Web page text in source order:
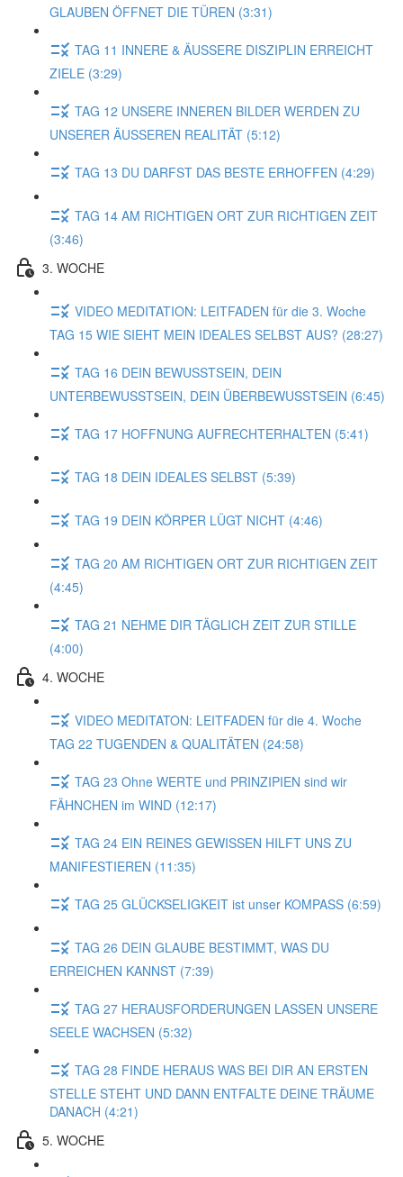
GLAUBEN ÖFFNET DIE TÜREN (3:31)
TAG 11 INNERE & ÄUSSERE DISZIPLIN ERREICHT
ZIELE (3:29)
TAG 12 UNSERE INNEREN BILDER WERDEN ZU
UNSERER ÄUSSEREN REALITÄT (5:12)
TAG 13 DU DARFST DAS BESTE ERHOFFEN (4:29)
TAG 14 AM RICHTIGEN ORT ZUR RICHTIGEN ZEIT
(3:46)
3. WOCHE
VIDEO MEDITATION: LEITFADEN für die 3. Woche
TAG 15 WIE SIEHT MEIN IDEALES SELBST AUS? (28:27)
TAG 16 DEIN BEWUSSTSEIN, DEIN
UNTERBEWUSSTSEIN, DEIN ÜBERBEWUSSTSEIN (6:45)
TAG 17 HOFFNUNG AUFRECHTERHALTEN (5:41)
TAG 18 DEIN IDEALES SELBST (5:39)
TAG 19 DEIN KÖRPER LÜGT NICHT (4:46)
TAG 20 AM RICHTIGEN ORT ZUR RICHTIGEN ZEIT
(4:45)
TAG 21 NEHME DIR TÄGLICH ZEIT ZUR STILLE
(4:00)
4. WOCHE
VIDEO MEDITATON: LEITFADEN für die 4. Woche
TAG 22 TUGENDEN & QUALITÄTEN (24:58)
TAG 23 Ohne WERTE und PRINZIPIEN sind wir
FÄHNCHEN im WIND (12:17)
TAG 24 EIN REINES GEWISSEN HILFT UNS ZU
MANIFESTIEREN (11:35)
TAG 25 GLÜCKSELIGKEIT ist unser KOMPASS (6:59)
TAG 26 DEIN GLAUBE BESTIMMT, WAS DU
ERREICHEN KANNST (7:39)
TAG 27 HERAUSFORDERUNGEN LASSEN UNSERE
SEELE WACHSEN (5:32)
TAG 28 FINDE HERAUS WAS BEI DIR AN ERSTEN
STELLE STEHT UND DANN ENTFALTE DEINE TRÄUME
DANACH (4:21)
5. WOCHE